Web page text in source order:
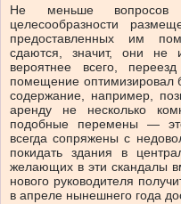
Не меньше
целесообразности
предоставленных им
сдаются, значит, они не
вероятнее всего,
помещение оптимизировал
содержание, например,
аренду не несколько
подобные перемены —
всегда сопряжены с
покидать здания в
желающих в эти скандалы
нового руководителя
в апреле нынешнего года